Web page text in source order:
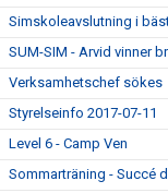
Simskoleavslutning i
SUM-SIM - Arvid vinner
Verksamhetschef sökes
Styrelseinfo 2017-07-11
Level 6 - Camp Ven
Sommarträning - Succé